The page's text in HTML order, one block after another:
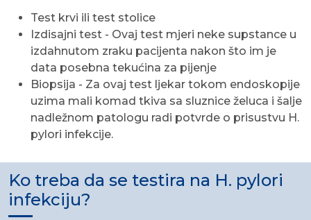
Test krvi ili test stolice
Izdisajni test - Ovaj test mjeri neke supstance u
izdahnutom zraku pacijenta nakon što im je
data posebna tekućina za pijenje
Biopsija - Za ovaj test ljekar tokom endoskopije
uzima mali komad tkiva sa sluznice želuca i šalje
nadležnom patologu radi potvrde o prisustvu H.
pylori infekcije.
Ko treba da se testira na H. pylori
infekciju?